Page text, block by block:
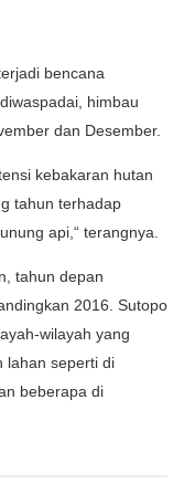
bencana
himbau
dan Desember.
kebakaran hutan
tahun terhadap
api,“ terangnya.
tahun depan
2016. Sutopo
wilayah yang
lahan seperti di
beberapa di